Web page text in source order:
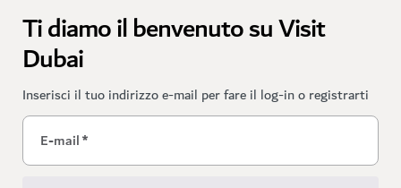
Ti diamo il benvenuto su Visit
Dubai
Inserisci il tuo indirizzo e-mail per fare il log-in o registrarti
E-mail*